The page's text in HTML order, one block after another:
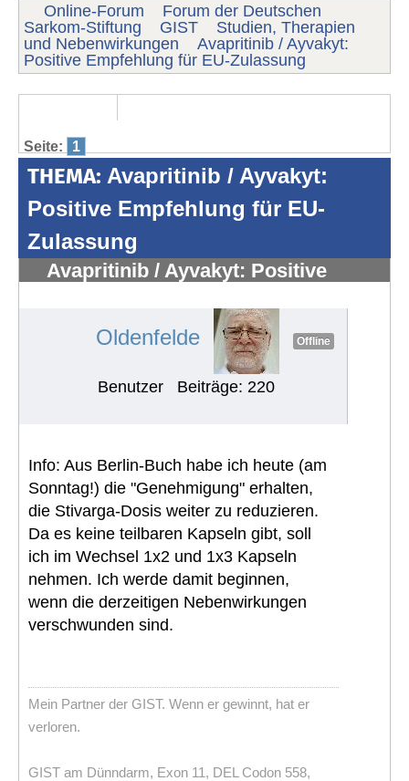
Online-Forum
Forum der Deutschen
Sarkom-Stiftung
GIST
Studien, Therapien
und Nebenwirkungen
Avapritinib / Ayvakyt:
Positive Empfehlung für EU-Zulassung
Seite: 1
THEMA: Avapritinib / Ayvakyt:
Positive Empfehlung für EU-
Zulassung
Avapritinib / Ayvakyt: Positive
Oldenfelde Offline
Benutzer Beiträge: 220
Info: Aus Berlin-Buch habe ich heute (am
Sonntag!) die "Genehmigung" erhalten,
die Stivarga-Dosis weiter zu reduzieren.
Da es keine teilbaren Kapseln gibt, soll
ich im Wechsel 1x2 und 1x3 Kapseln
nehmen. Ich werde damit beginnen,
wenn die derzeitigen Nebenwirkungen
verschwunden sind.
Mein Partner der GIST. Wenn er gewinnt, hat er
verloren.
GIST am Dünndarm, Exon 11, DEL Codon 558,